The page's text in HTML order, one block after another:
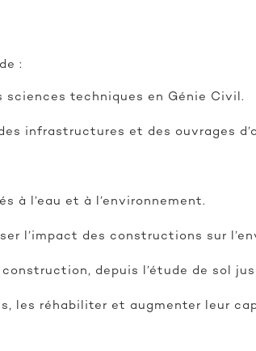
:
techniques en Génie Civil.
infrastructures et des ouvrages
à l’eau et à l’environnement.
l’impact des constructions sur
depuis l’étude de sol
les réhabiliter et augmenter leur